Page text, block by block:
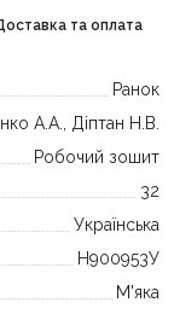
та оплата
Ранок
А.А., Діптан Н.В.
Робочий зошит
32
Українська
Н900953У
М'яка